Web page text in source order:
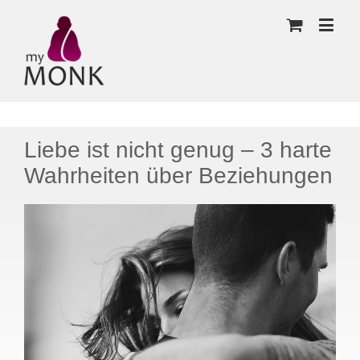
Liebe ist nicht genug – 3 harte
Wahrheiten über Beziehungen